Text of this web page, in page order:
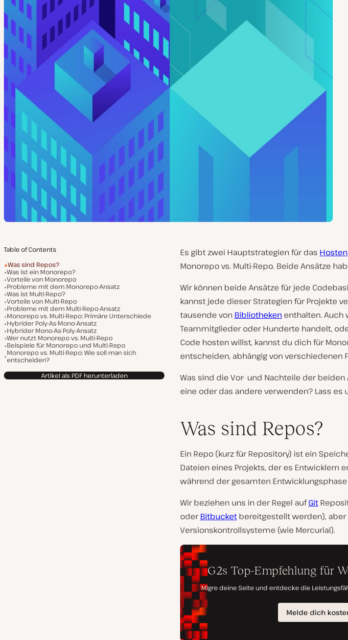
Table of Contents
Was sind Repos?
Was ist ein Monorepo?
Vorteile von Monorepo
Probleme mit dem Monorepo-Ansatz
Was ist Multi-Repo?
Vorteile von Multi-Repo
Probleme mit dem Multi-Repo-Ansatz
Monorepo vs. Multi-Repo: Primäre Unterschiede
Hybrider Poly-As-Mono-Ansatz
Hybrider Mono-As-Poly-Ansatz
Wer nutzt Monorepo vs. Multi-Repo
Beispiele für Monorepo und Multi-Repo
Monorepo vs. Multi-Repo: Wie soll man sich
entscheiden?
Artikel als PDF herunterladen
Es gibt zwei Hauptstrategien für das Hosten
Monorepo vs. Multi-Repo. Beide Ansätze
Wir können beide Ansätze für jede
kannst jede dieser Strategien für Projekte
tausende von Bibliotheken enthalten. Auch
Teammitglieder oder Hunderte handelt,
Code hosten willst, kannst du dich für
entscheiden, abhängig von verschiedenen
Was sind die Vor- und Nachteile der
eine oder das andere verwenden? Lass es
Was sind Repos?
Ein Repo (kurz für Repository) ist ein
Dateien eines Projekts, der es Entwicklern
während der gesamten Entwicklungsphase
Wir beziehen uns in der Regel aufGit
oderBitbucket bereitgestellt werden),
Versionskontrollsysteme (wie Mercurial).